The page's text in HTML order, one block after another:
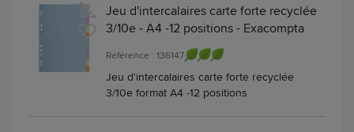
Jeu d'intercalaires carte forte recyclée
3/10e - A4 -12 positions - Exacompta
Référence : 136147
Jeu d'intercalaires carte forte recyclée
3/10e format A4 -12 positions